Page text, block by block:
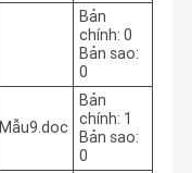
Bản
chính: 0
Bản sao:
0
Mẫu9.doc
Bản
chính: 1
Bản sao:
0